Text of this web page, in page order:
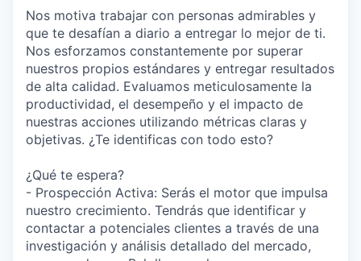
Nos motiva trabajar con personas admirables y
que te desafían a diario a entregar lo mejor de ti.
Nos esforzamos constantemente por superar
nuestros propios estándares y entregar resultados
de alta calidad. Evaluamos meticulosamente la
productividad, el desempeño y el impacto de
nuestras acciones utilizando métricas claras y
objetivas. ¿Te identificas con todo esto?
¿Qué te espera?
- Prospección Activa: Serás el motor que impulsa
nuestro crecimiento. Tendrás que identificar y
contactar a potenciales clientes a través de una
investigación y análisis detallado del mercado,